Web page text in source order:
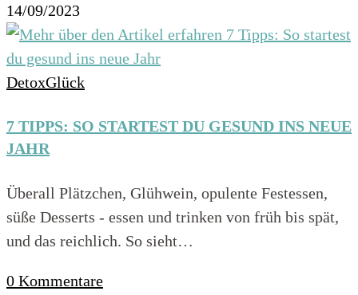
14/09/2023
DetoxGlück
7 TIPPS: SO STARTEST DU GESUND INS NEUE
JAHR
Überall Plätzchen, Glühwein, opulente Festessen,
süße Desserts - essen und trinken von früh bis spät,
und das reichlich. So sieht…
0 Kommentare